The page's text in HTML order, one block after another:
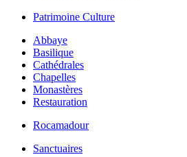
Patrimoine Culture
Abbaye
Basilique
Cathédrales
Chapelles
Monastères
Restauration
Rocamadour
Sanctuaires